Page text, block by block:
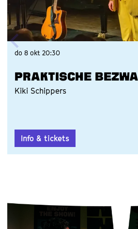
PRAKTISCHE
Kiki Schippers
do 8 okt 20:30
Info & tickets